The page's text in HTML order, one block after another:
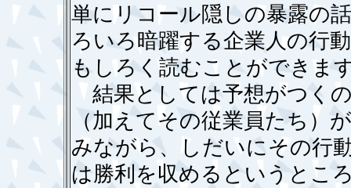
単にリコール隠しの暴露の
ろいろ暗躍する企業人の行
もしろく読むことができま
結果としては予想がつく
（加えてその従業員たち）
みながら、しだいにその行
は勝利を収めるというとこ